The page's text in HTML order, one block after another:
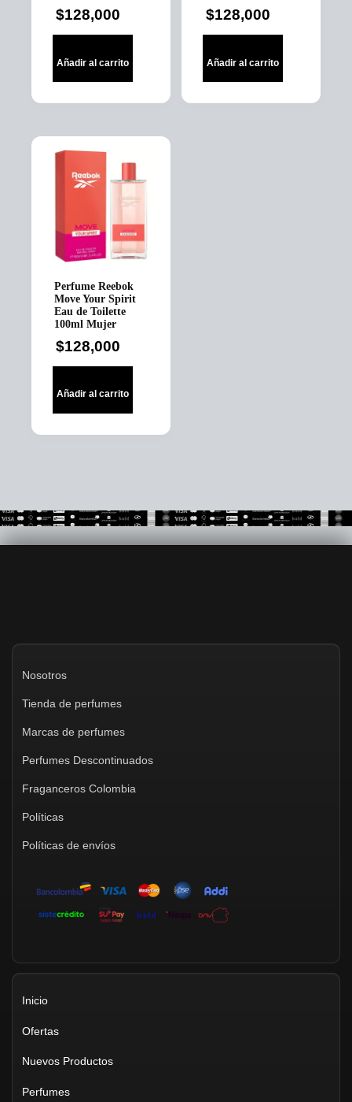
$128,000
Añadir al carrito
$128,000
Añadir al carrito
Perfume Reebok
Move Your Spirit
Eau de Toilette
100ml Mujer
$128,000
Añadir al carrito
Nosotros
Tienda de perfumes
Marcas de perfumes
Perfumes Descontinuados
Fraganceros Colombia
Políticas
Políticas de envíos
Inicio
Ofertas
Nuevos Productos
Perfumes